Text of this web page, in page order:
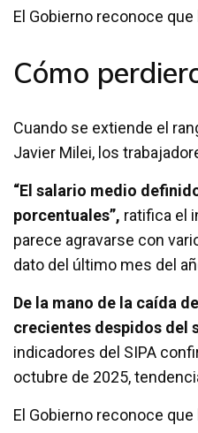
El Gobierno reconoce
Cómo
Cuando se extiende el
Javier Milei, los
“El salario medio
porcentuales”, ratifica el
parece agravarse con
dato del último mes del
De la mano de la caída
crecientes despidos del
indicadores del SIPA
octubre de 2025,
El Gobierno reconoce